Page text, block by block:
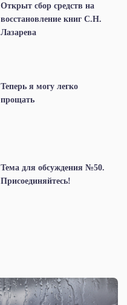
Открыт сбор средств на
восстановление книг С.Н.
Лазарева
Теперь я могу легко
прощать
Тема для обсуждения №50.
Присоединяйтесь!